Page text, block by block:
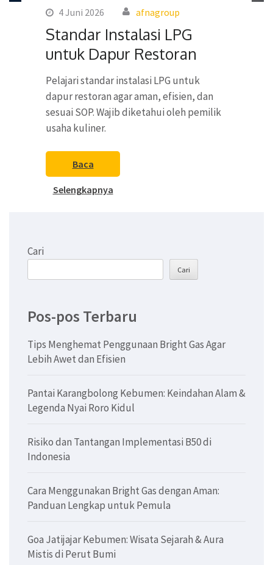
4 Juni 2026 afnagroup
Standar Instalasi LPG
untuk Dapur Restoran
Pelajari standar instalasi LPG untuk
dapur restoran agar aman, efisien, dan
sesuai SOP. Wajib diketahui oleh pemilik
usaha kuliner.
Baca
Selengkapnya
Cari
Cari
Pos-pos Terbaru
Tips Menghemat Penggunaan Bright Gas Agar
Lebih Awet dan Efisien
Pantai Karangbolong Kebumen: Keindahan Alam &
Legenda Nyai Roro Kidul
Risiko dan Tantangan Implementasi B50 di
Indonesia
Cara Menggunakan Bright Gas dengan Aman:
Panduan Lengkap untuk Pemula
Goa Jatijajar Kebumen: Wisata Sejarah & Aura
Mistis di Perut Bumi